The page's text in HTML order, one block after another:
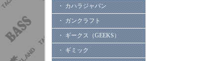
・ カハラジャパン
・ ガンクラフト
・ ギークス（GEEKS）
・ ギミック